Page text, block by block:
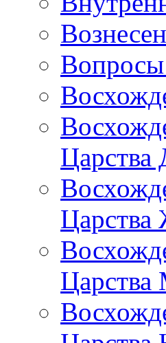
Царства
Царства